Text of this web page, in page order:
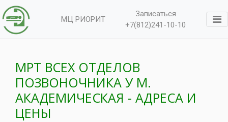
МЦ РИОРИТ
Записаться
+7(812)241-10-10
МРТ ВСЕХ ОТДЕЛОВ
ПОЗВОНОЧНИКА У М.
АКАДЕМИЧЕСКАЯ - АДРЕСА И
ЦЕНЫ